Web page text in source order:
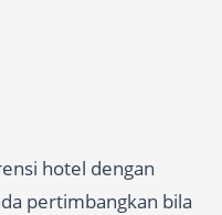
hotel dengan
pertimbangkan bila